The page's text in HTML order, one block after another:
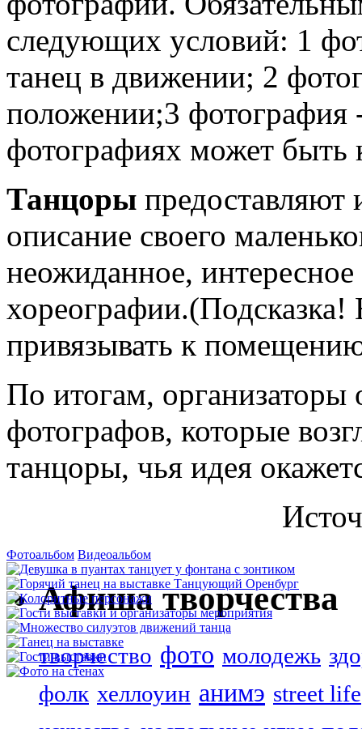
следующих условий: 1
танец в движении; 2
положении;3
фотографиях может быть
Танцоры
описание своего
неожиданное, интересное
хореографии.(Подсказка!
привязывать к
По итогам, организаторы
фотографов, которые
танцоры, чья идея
Фотоальбом Видеоальбом
Афиша творчества
творчество фото молодежь
фолк хеллоуин анимэ street life